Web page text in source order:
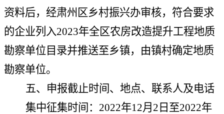
资料后，经肃州区乡村振兴办审核，符合要求
的企业列入2023年全区农房改造提升工程地质
勘察单位目录并推送至乡镇，由镇村确定地质
勘察单位。
五、申报截止时间、地点、联系人及电话
集中征集时间： 2022年12月2日至2022年